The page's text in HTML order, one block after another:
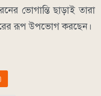
ভোগান্তি ছাড়াই তারা
রূপ উপভোগ করছেন।